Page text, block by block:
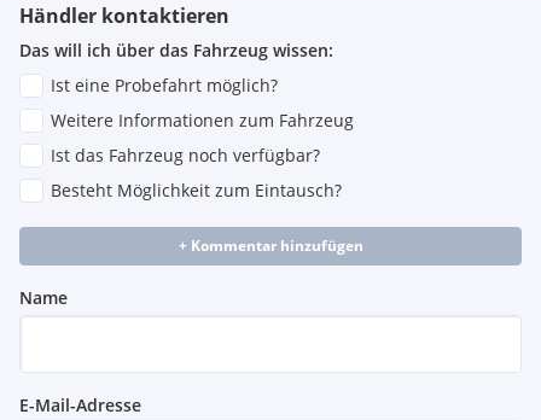
Händler kontaktieren
Das will ich über das Fahrzeug wissen:
Ist eine Probefahrt möglich?
Weitere Informationen zum Fahrzeug
Ist das Fahrzeug noch verfügbar?
Besteht Möglichkeit zum Eintausch?
+ Kommentar hinzufügen
Name
E-Mail-Adresse